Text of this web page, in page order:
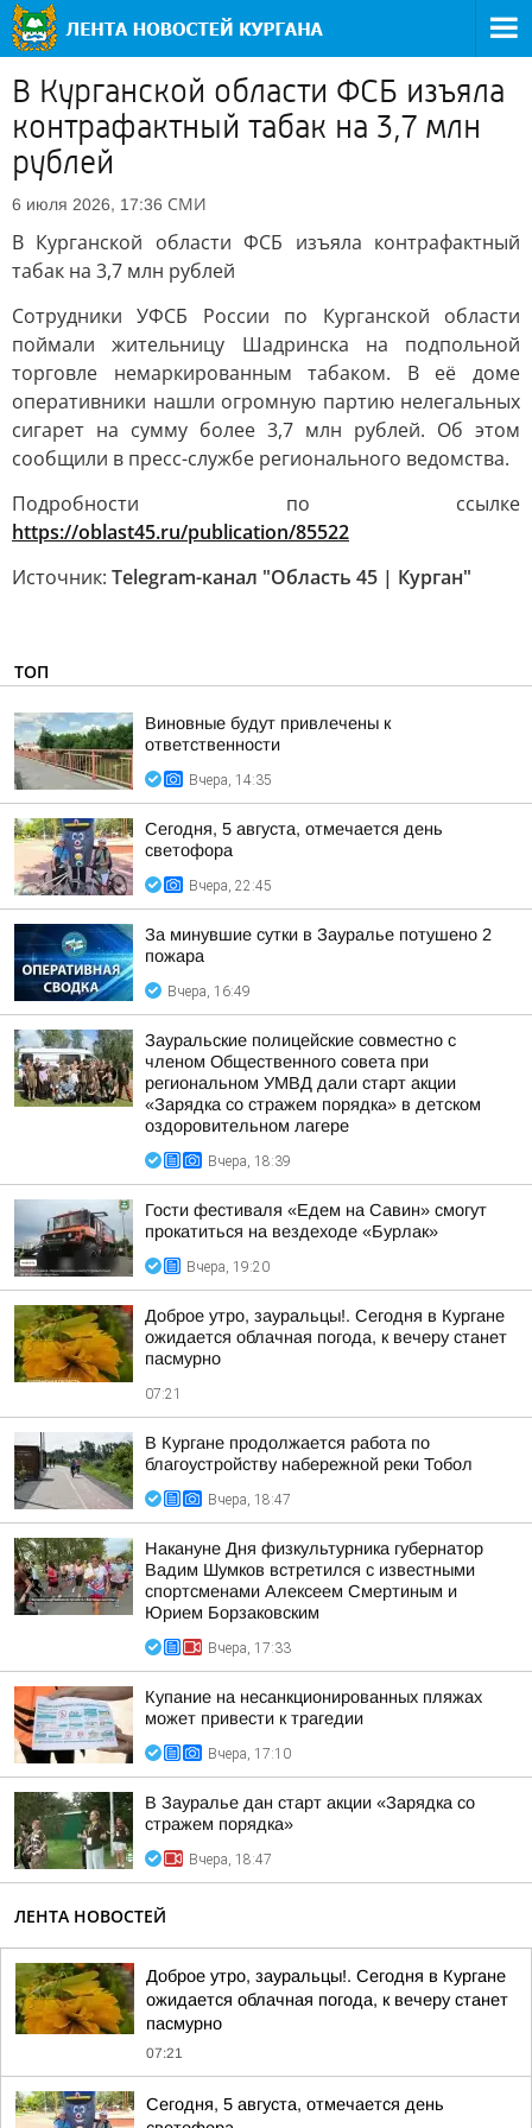
В Курганской области ФСБ изъяла
контрафактный табак на 3,7 млн
рублей
6 июля 2026, 17:36 СМИ
В Курганской области ФСБ изъяла контрафактный
табак на 3,7 млн рублей
Сотрудники УФСБ России по Курганской области
поймали жительницу Шадринска на подпольной
торговле немаркированным табаком. В её доме
оперативники нашли огромную партию нелегальных
сигарет на сумму более 3,7 млн рублей. Об этом
сообщили в пресс-службе регионального ведомства.
Подробности по ссылке
https://oblast45.ru/publication/85522
Источник: Telegram-канал "Область 45 | Курган"
ТОП
Виновные будут привлечены к
ответственности
Вчера, 14:35
Сегодня, 5 августа, отмечается день
светофора
Вчера, 22:45
За минувшие сутки в Зауралье потушено 2
пожара
Вчера, 16:49
Зауральские полицейские совместно с
членом Общественного совета при
региональном УМВД дали старт акции
«Зарядка со стражем порядка» в детском
оздоровительном лагере
Вчера, 18:39
Гости фестиваля «Едем на Савин» смогут
прокатиться на вездеходе «Бурлак»
Вчера, 19:20
Доброе утро, зауральцы!. Сегодня в Кургане
ожидается облачная погода, к вечеру станет
пасмурно
07:21
В Кургане продолжается работа по
благоустройству набережной реки Тобол
Вчера, 18:47
Накануне Дня физкультурника губернатор
Вадим Шумков встретился с известными
спортсменами Алексеем Смертиным и
Юрием Борзаковским
Вчера, 17:33
Купание на несанкционированных пляжах
может привести к трагедии
Вчера, 17:10
В Зауралье дан старт акции «Зарядка со
стражем порядка»
Вчера, 18:47
ЛЕНТА НОВОСТЕЙ
Доброе утро, зауральцы!. Сегодня в Кургане
ожидается облачная погода, к вечеру станет
пасмурно
07:21
Сегодня, 5 августа, отмечается день